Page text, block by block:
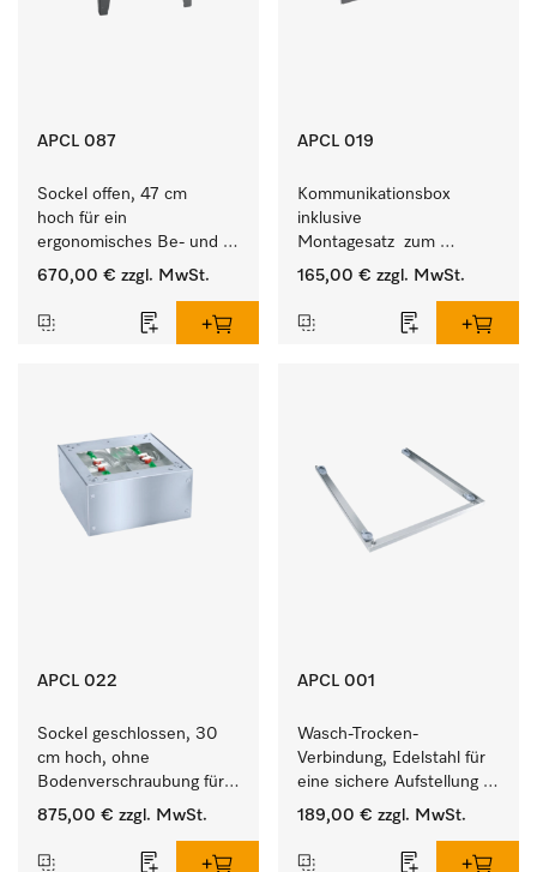
APCL 087
Sockel offen, 47 cm
hoch für ein
ergonomisches Be- und
Entladen von
Trockner.
670,00 € zzgl. MwSt.
APCL 019
Kommunikationsbox
inklusive
Montagesatz  zum
Verbindungsaufbau von
mit externen Systemen.
165,00 € zzgl. MwSt.
APCL 022
Sockel geschlossen, 30
cm hoch, ohne
Bodenverschraubung für
ein ergonomisches Be-
Waschmaschine und
875,00 € zzgl. MwSt.
APCL 001
Wasch-Trocken-
Verbindung, Edelstahl für
eine sichere Aufstellung
zu einer Wasch-Trocken-
189,00 € zzgl. MwSt.